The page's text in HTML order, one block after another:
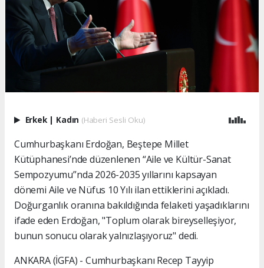
Erkek Kadın (Haberi Sesli Oku)
Cumhurbaşkanı Erdoğan, Beştepe Millet
Kütüphanesi’nde düzenlenen “Aile ve Kültür-Sanat
Sempozyumu”nda 2026-2035 yıllarını kapsayan
dönemi Aile ve Nüfus 10 Yılı ilan ettiklerini açıkladı.
Doğurganlık oranına bakıldığında felaketi yaşadıklarını
ifade eden Erdoğan, "Toplum olarak bireyselleşiyor,
bunun sonucu olarak yalnızlaşıyoruz" dedi.
ANKARA (İGFA) - Cumhurbaşkanı Recep Tayyip